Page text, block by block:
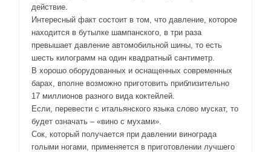
действие.
Интересный факт состоит в том, что давление, которое
находится в бутылке шампанского, в три раза
превышает давление автомобильной шины, то есть
шесть килограмм на один квадратный сантиметр.
В хорошо оборудованных и оснащенных современных
барах, вполне возможно приготовить приблизительно
17 миллионов разного вида коктейлей.
Если, перевести с итальянского языка слово мускат, то
будет означать – «вино с мухами».
Сок, который получается при давлении винограда
голыми ногами, применяется в приготовлении лучшего